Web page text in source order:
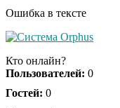
Экс-
Ошибка в тексте
Кто онлайн?
Пользователей: 0
Гостей: 0